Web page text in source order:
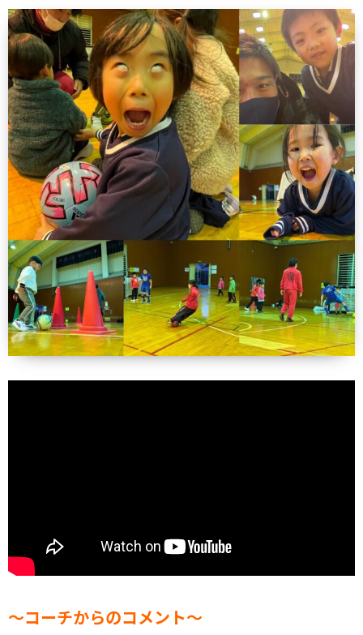
～コーチからのコメント～